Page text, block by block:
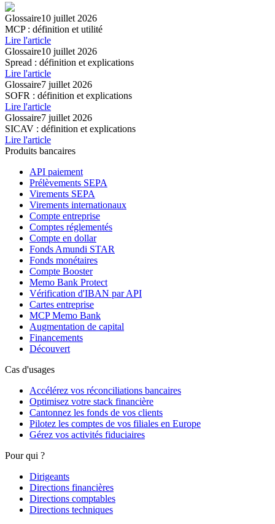
Glossaire10 juillet 2026
MCP : définition et utilité
Lire l'article
Glossaire10 juillet 2026
Spread : définition et explications
Lire l'article
Glossaire7 juillet 2026
SOFR : définition et explications
Lire l'article
Glossaire7 juillet 2026
SICAV : définition et explications
Lire l'article
Produits bancaires
API paiement
Prélèvements SEPA
Virements SEPA
Virements internationaux
Compte entreprise
Comptes réglementés
Compte en dollar
Fonds Amundi STAR
Fonds monétaires
Compte Booster
Memo Bank Protect
Vérification d'IBAN par API
Cartes entreprise
MCP Memo Bank
Augmentation de capital
Financements
Découvert
Cas d'usages
Accélérez vos réconciliations bancaires
Optimisez votre stack financière
Cantonnez les fonds de vos clients
Pilotez les comptes de vos filiales en Europe
Gérez vos activités fiduciaires
Pour qui ?
Dirigeants
Directions financières
Directions comptables
Directions techniques